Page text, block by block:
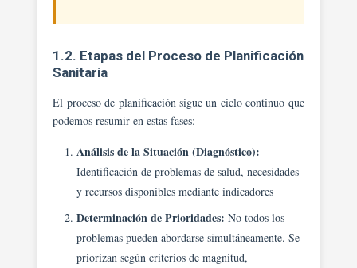
1.2. Etapas del Proceso de Planificación
Sanitaria
El proceso de planificación sigue un ciclo continuo que
podemos resumir en estas fases:
Análisis de la Situación (Diagnóstico):
Identificación de problemas de salud, necesidades
y recursos disponibles mediante indicadores
Determinación de Prioridades: No todos los
problemas pueden abordarse simultáneamente. Se
priorizan según criterios de magnitud,